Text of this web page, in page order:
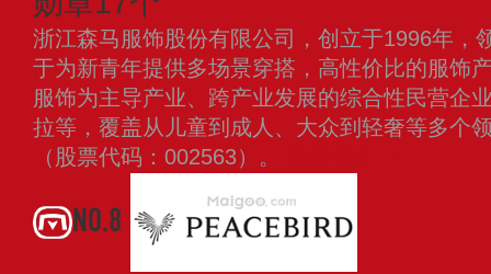
浙江森马服饰股份有限公司，创立于1996年，
于为新青年提供多场景穿搭，高性价比的服饰
服饰为主导产业、跨产业发展的综合性民营企
拉等，覆盖从儿童到成人、大众到轻奢等多个
（股票代码：002563）。
NO.8